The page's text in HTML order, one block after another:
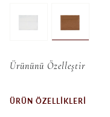
Ürününü Özelleştir
ÜRÜN ÖZELLIKLERI